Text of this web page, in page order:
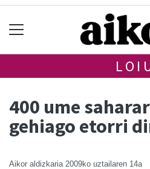
400 ume
gehiago etorri
Aikor aldizkaria 2009ko uztailaren 14a